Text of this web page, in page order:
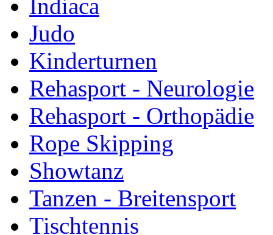
Indiaca
Judo
Kinderturnen
Rehasport - Neurologie
Rehasport - Orthopädie
Rope Skipping
Showtanz
Tanzen - Breitensport
Tischtennis